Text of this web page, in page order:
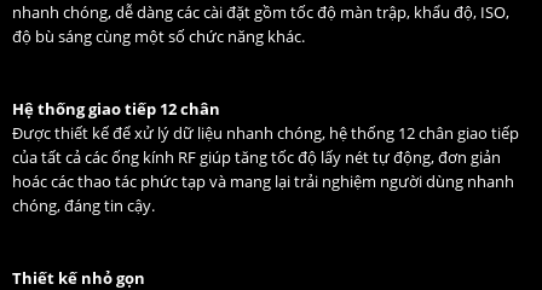
nhanh chóng, dễ dàng các cài đặt gồm tốc độ màn trập, khẩu độ, ISO,
độ bù sáng cùng một số chức năng khác.
Hệ thống giao tiếp 12 chân
Được thiết kế để xử lý dữ liệu nhanh chóng, hệ thống 12 chân giao tiếp
của tất cả các ống kính RF giúp tăng tốc độ lấy nét tự động, đơn giản
hoác các thao tác phức tạp và mang lại trải nghiệm người dùng nhanh
chóng, đáng tin cậy.
Thiết kế nhỏ gọn